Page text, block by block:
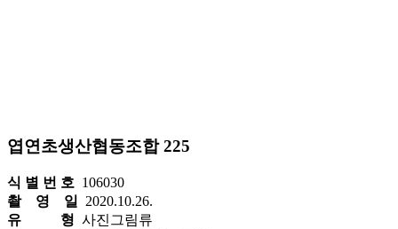
엽연초생산협동조합 225
식 별 번 호 106030
촬 영 일
2020.10.26.
유 형 사진그림류